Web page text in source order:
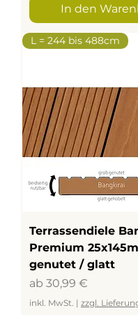
In den
L = 244 bis 488cm
Terrassendiele
Premium
genutet / glatt
ab 30,99 €
Sale-Preis
inkl. MwSt. | zzgl.